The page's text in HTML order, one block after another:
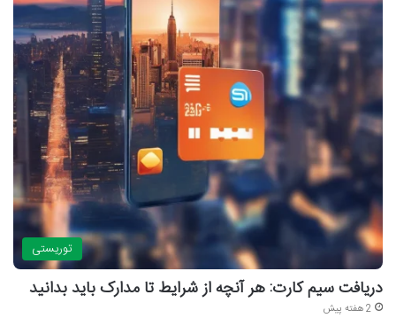
توریستی
دریافت سیم کارت: هر آنچه از شرایط تا مدارک باید بدانید
2 هفته پیش